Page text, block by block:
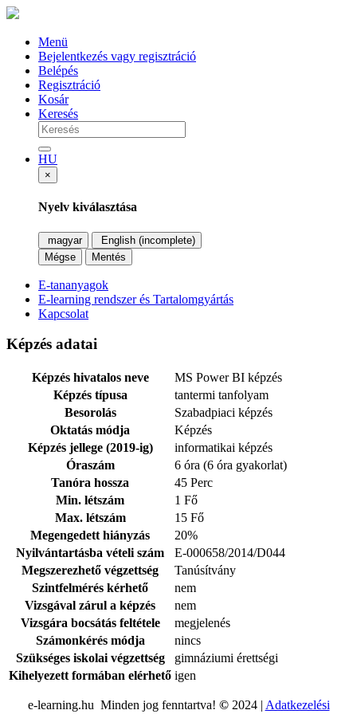
Menü
Bejelentkezés vagy regisztráció
Belépés
Regisztráció
Kosár
Keresés
HU
×
Nyelv kiválasztása
magyar
English (incomplete)
Mégse
Mentés
E-tananyagok
E-learning rendszer és Tartalomgyártás
Kapcsolat
Képzés adatai
Képzés hivatalos neve
MS Power BI képzés
Képzés típusa
tantermi tanfolyam
Besorolás
Szabadpiaci képzés
Oktatás módja
Képzés
Képzés jellege (2019-ig)
informatikai képzés
Óraszám
6 óra (6 óra gyakorlat)
Tanóra hossza
45 Perc
Min. létszám
1 Fő
Max. létszám
15 Fő
Megengedett hiányzás
20%
Nyilvántartásba vételi szám
E-000658/2014/D044
Megszerezhető végzettség
Tanúsítvány
Szintfelmérés kérhető
nem
Vizsgával zárul a képzés
nem
Vizsgára bocsátás feltétele
megjelenés
Számonkérés módja
nincs
Szükséges iskolai végzettség
gimnáziumi érettségi
Kihelyezett formában elérhető igen
e-learning.hu Minden jog fenntartva! © 2024 | Adatkezelési